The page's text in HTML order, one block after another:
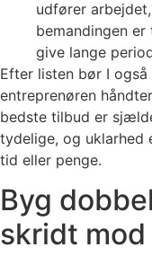
udfører
bemandingen
give lange
Efter listen bør I
entreprenøren
bedste tilbud er
tydelige, og uklarhed
tid eller penge.
Byg
skridt